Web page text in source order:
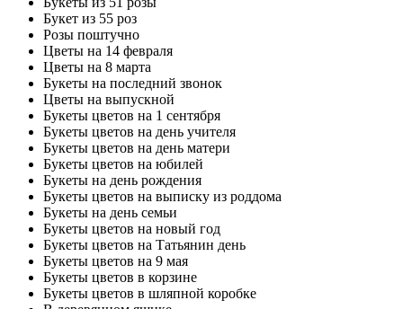
Букет из 55 роз
Розы поштучно
Цветы на 14 февраля
Цветы на 8 марта
Букеты на последний звонок
Цветы на выпускной
Букеты цветов на 1 сентября
Букеты цветов на день учителя
Букеты цветов на день матери
Букеты цветов на юбилей
Букеты на день рождения
Букеты цветов на выписку из роддома
Букеты на день семьи
Букеты цветов на новый год
Букеты цветов на Татьянин день
Букеты цветов на 9 мая
Букеты цветов в корзине
Букеты цветов в шляпной коробке